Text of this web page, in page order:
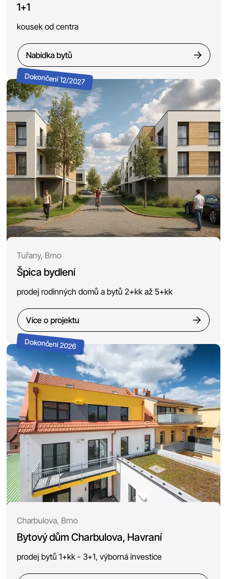
1+1
kousek od centra
Nabídka bytů
Tuřany, Brno
Špica bydlení
prodej rodinných domů a bytů 2+kk až 5+kk
Více o projektu
Charbulova, Brno
Bytový dům Charbulova, Havraní
prodej bytů 1+kk - 3+1, výborná investice